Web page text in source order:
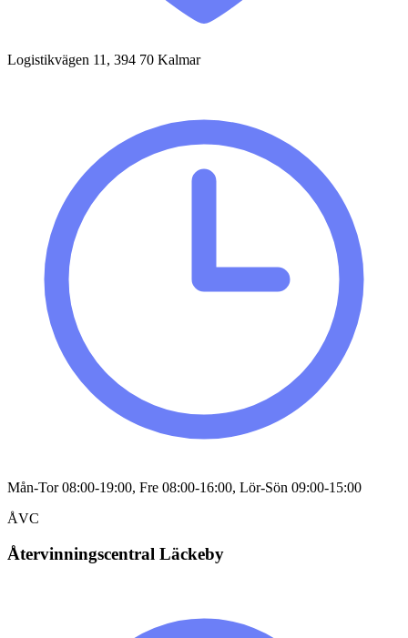
Logistikvägen 11, 394 70 Kalmar
Mån-Tor 08:00-19:00, Fre 08:00-16:00, Lör-Sön 09:00-15:00
ÅVC
Återvinningscentral Läckeby